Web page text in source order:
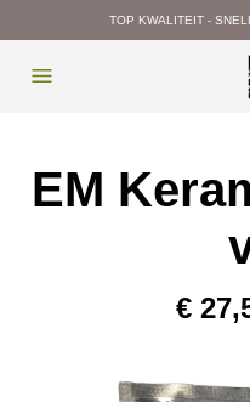
TOP KWALITEIT -
EM
€